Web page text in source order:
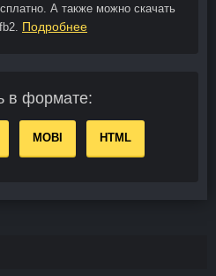
А также можно скачать
Подробнее
в формате:
MOBI HTML